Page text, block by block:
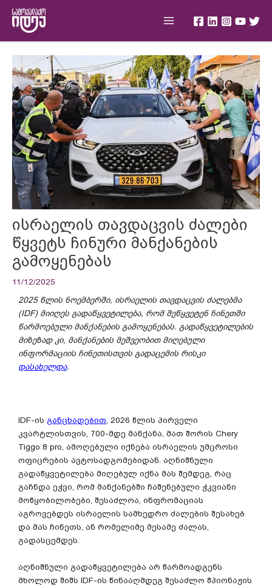
content
ისრაელის თავდაცვის ძალები
წყვეტს ჩინური მანქანების
გამოყენებას
11/12/2025
2025 წლის ნოემბერში, ისრაელის თავდაცვის ძალებმა
(IDF) მიიღეს გადაწყვეტილება, რომ შეწყვეტენ ჩინეთში
წარმოებული მანქანების გამოყენებას. გადაწყვეტილების
მიზეზად კი, მანქანების მეშვეობით მიღებული
ინფორმაციის ჩინეთისთვის გადაცემის რისკი
დასახელდა.
IDF-ის განცხადებით, 2026 წლის პირველი
კვარტლისთვის, 700-მდე მანქანა, მათ შორის Chery
Tiggo 8 pro, ამოღებული იქნება ისრაელის უმცროსი
ოფიცრების ავტოსადგომებიდან. აღნიშნული
გადაწყვეტილება მიღებულ იქნა მას შემდეგ, რაც
გაჩნდა ეჭვი, რომ მანქანებში ჩაშენებული ჭკვიანი
მოწყობილობები, შესაძლოა, ინფრომაციას
აგროვებდეს ისრაელის სამხედრო ძალების შესახებ
და მას ჩინეთს, ან რომელიმე მესამე ძალას,
გადასცემდეს.
აღნიშნული გადაწყვეტილება არ წარმოადგენს
მხოლოდ შიშს IDF-ის წინააღმდეგ შესაძლო შპიონაჟის
navigation